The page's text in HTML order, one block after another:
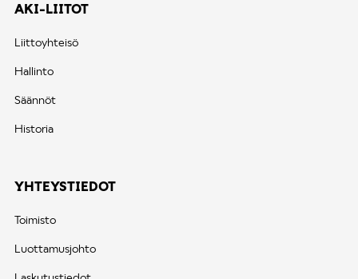
AKI-LIITOT
Liittoyhteisö
Hallinto
Säännöt
Historia
YHTEYSTIEDOT
Toimisto
Luottamusjohto